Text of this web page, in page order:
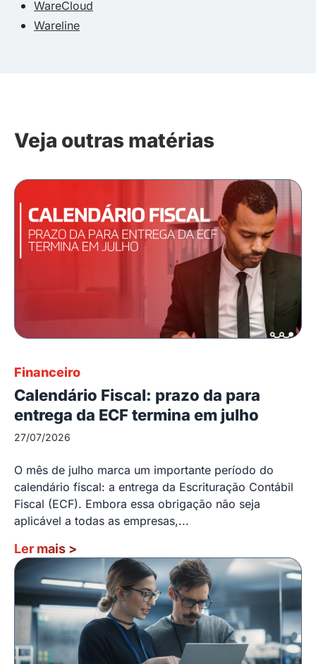
WareCloud
Wareline
Veja outras matérias
Financeiro
Calendário Fiscal: prazo da para
entrega da ECF termina em julho
27/07/2026
O mês de julho marca um importante período do
calendário fiscal: a entrega da Escrituração Contábil
Fiscal (ECF). Embora essa obrigação não seja
aplicável a todas as empresas,...
Ler mais >